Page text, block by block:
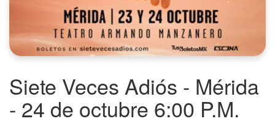
Siete Veces Adiós - Mérida
- 24 de octubre 6:00 P.M.